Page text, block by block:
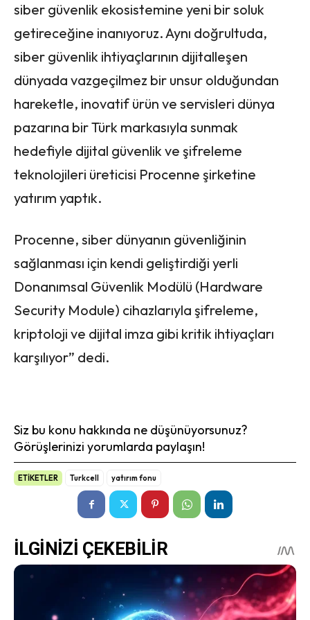
siber güvenlik ekosistemine yeni bir soluk
getireceğine inanıyoruz. Aynı doğrultuda,
siber güvenlik ihtiyaçlarının dijitalleşen
dünyada vazgeçilmez bir unsur olduğundan
hareketle, inovatif ürün ve servisleri dünya
pazarına bir Türk markasıyla sunmak
hedefiyle dijital güvenlik ve şifreleme
teknolojileri üreticisi Procenne şirketine
yatırım yaptık.
Procenne, siber dünyanın güvenliğinin
sağlanması için kendi geliştirdiği yerli
Donanımsal Güvenlik Modülü (Hardware
Security Module) cihazlarıyla şifreleme,
kriptoloji ve dijital imza gibi kritik ihtiyaçları
karşılıyor” dedi.
Siz bu konu hakkında ne düşünüyorsunuz?
Görüşlerinizi yorumlarda paylaşın!
ETİKETLER Turkcell yatırım fonu